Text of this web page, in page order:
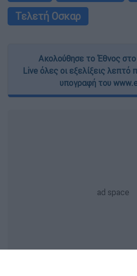
Τελετή Οσκαρ
Ακολούθησε το Έθνος
Live όλες οι εξελίξεις λεπτό
υπογραφή του